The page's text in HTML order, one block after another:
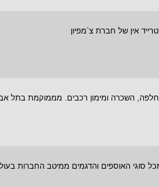
אין של חברת צ`מפיון
השכרה ומימון רכבים. מממוקמת בתל
סוגי האוספים והדגמים ממיטב החברות